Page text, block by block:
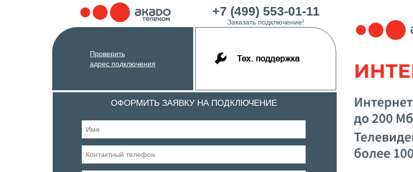
+7 (499) 553-01-11
Заказать подключение!
Проверить
адрес подключения
ОФОРМИТЬ ЗАЯВКУ НА ПОДКЛЮЧЕНИЕ